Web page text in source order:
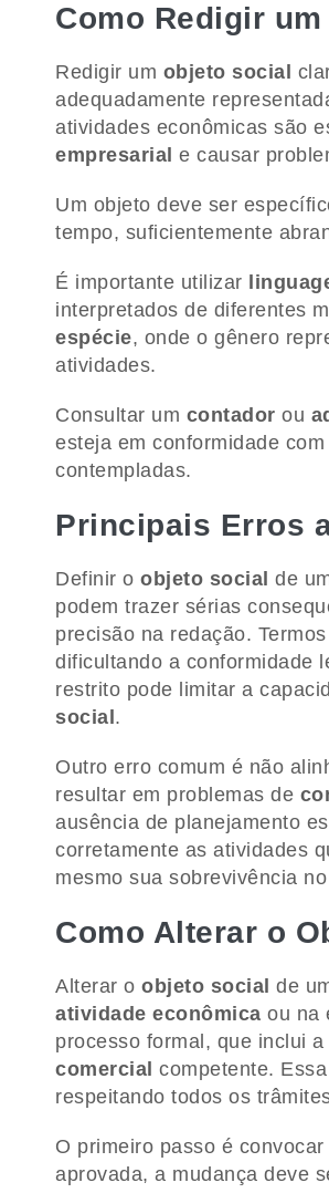
Como Redigir
Redigir um objeto social
adequadamente
atividades econômicas são
empresarial e causar
Um objeto deve ser
tempo, suficientemente
É importante utilizar
interpretados de diferentes
espécie, onde o gênero
atividades.
Consultar um contador ou
esteja em conformidade
contempladas.
Principais Erros
Definir o objeto social de
podem trazer sérias
precisão na redação.
dificultando a conformidade
restrito pode limitar a
social .
Outro erro comum é não
resultar em problemas de
ausência de planejamento
corretamente as atividades
mesmo sua sobrevivência
Como Alterar o
Alterar o objeto social de
atividade econômica ou na
processo formal, que inclui
comercial competente.
respeitando todos os
O primeiro passo é
aprovada, a mudança deve